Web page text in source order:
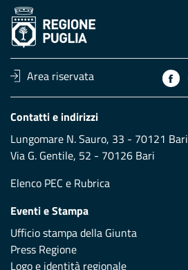
Area riservata
Contatti e indirizzi
Lungomare N. Sauro, 33 - 70121 Bari
Via G. Gentile, 52 - 70126 Bari
Elenco PEC e Rubrica
Eventi e Stampa
Ufficio stampa della Giunta
Press Regione
Logo e identità regionale